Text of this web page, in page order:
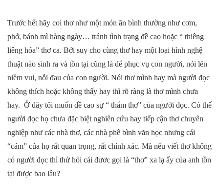
Trước hết hãy coi thơ như một món ăn bình thường như cơm,
phở, bánh mì hàng ngày… tránh tình trạng đề cao hoặc “ thiêng
liêng hóa” thơ ca. Bởi suy cho cùng thơ hay một loại hình nghệ
thuật nào sinh ra và tồn tại cũng là để phục vụ con người, nói lên
niềm vui, nỗi đau của con người. Nói thơ mình hay mà người đọc
không thích hoặc không thấy hay thì rõ ràng là thơ mình chưa
hay. Ở đây tôi muốn đề cao sự “ thẩm thơ” của người đọc. Có thể
người đọc họ chưa đặc biệt nghiên cứu hay tiếp cận thơ chuyên
nghiệp như các nhà thơ, các nhà phê bình văn học nhưng cái
“cảm” của họ rất quan trọng, rất chính xác. Mà nếu viết thơ không
có người đọc thì thử hỏi cái đươc gọi là “thơ” xa lạ ấy của anh tồn
tại được bao lâu?